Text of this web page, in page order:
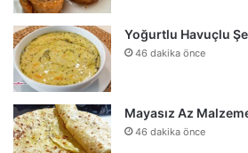
Yoğurtlu Havuçlu
46 dakika önce
Mayasız Az
46 dakika önce